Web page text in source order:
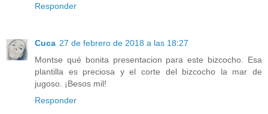
Responder
Cuca 27 de febrero de 2018 a las 18:27
Montse qué bonita presentacion para este bizcocho. Esa
plantilla es preciosa y el corte del bizcocho la mar de
jugoso. ¡Besos mil!
Responder